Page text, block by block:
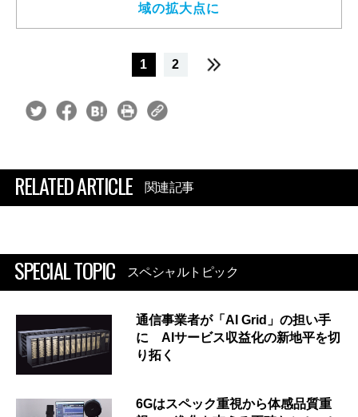
域の拡大点に
1 2
RELATED ARTICLE 関連記事
SPECIAL TOPIC スペシャルトピック
通信事業者が「AI Grid」の担い手
に AIサービス収益化の新地平を切
り拓く
6Gはスペック重視から体感品質重